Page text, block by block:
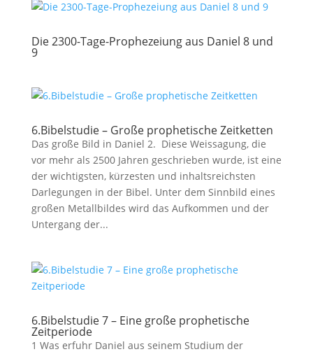
Die 2300-Tage-Prophezeiung aus Daniel 8 und
9
6.Bibelstudie – Große prophetische Zeitketten
Das große Bild in Daniel 2. Diese Weissagung, die
vor mehr als 2500 Jahren geschrieben wurde, ist eine
der wichtigsten, kürzesten und inhaltsreichsten
Darlegungen in der Bibel. Unter dem Sinnbild eines
großen Metallbildes wird das Aufkommen und der
Untergang der...
6.Bibelstudie 7 – Eine große prophetische
Zeitperiode
1 Was erfuhr Daniel aus seinem Studium der